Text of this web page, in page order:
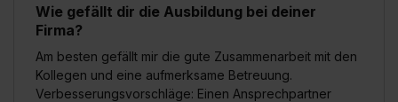
Wie gefällt dir die Ausbildung bei deiner
Firma?
Am besten gefällt mir die gute Zusammenarbeit mit den
Kollegen und eine aufmerksame Betreuung.
Verbesserungsvorschläge: Einen Ansprechpartner